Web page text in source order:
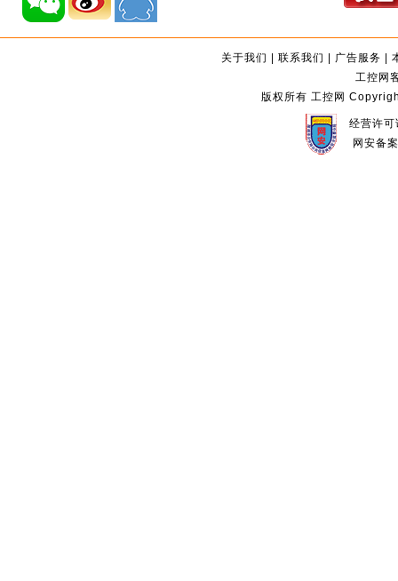
关于我们 |联系我们 | 广告服务 |
工控网
版权所有 工控网
经营许
网安备